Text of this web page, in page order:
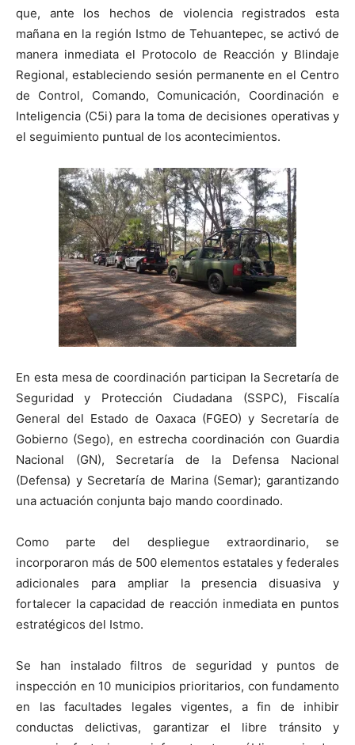
que, ante los hechos de violencia registrados esta
mañana en la región Istmo de Tehuantepec, se activó de
manera inmediata el Protocolo de Reacción y Blindaje
Regional, estableciendo sesión permanente en el Centro
de Control, Comando, Comunicación, Coordinación e
Inteligencia (C5i) para la toma de decisiones operativas y
el seguimiento puntual de los acontecimientos.
En esta mesa de coordinación participan la Secretaría de
Seguridad y Protección Ciudadana (SSPC), Fiscalía
General del Estado de Oaxaca (FGEO) y Secretaría de
Gobierno (Sego), en estrecha coordinación con Guardia
Nacional (GN), Secretaría de la Defensa Nacional
(Defensa) y Secretaría de Marina (Semar); garantizando
una actuación conjunta bajo mando coordinado.
Como parte del despliegue extraordinario, se
incorporaron más de 500 elementos estatales y federales
adicionales para ampliar la presencia disuasiva y
fortalecer la capacidad de reacción inmediata en puntos
estratégicos del Istmo.
Se han instalado filtros de seguridad y puntos de
inspección en 10 municipios prioritarios, con fundamento
en las facultades legales vigentes, a fin de inhibir
conductas delictivas, garantizar el libre tránsito y